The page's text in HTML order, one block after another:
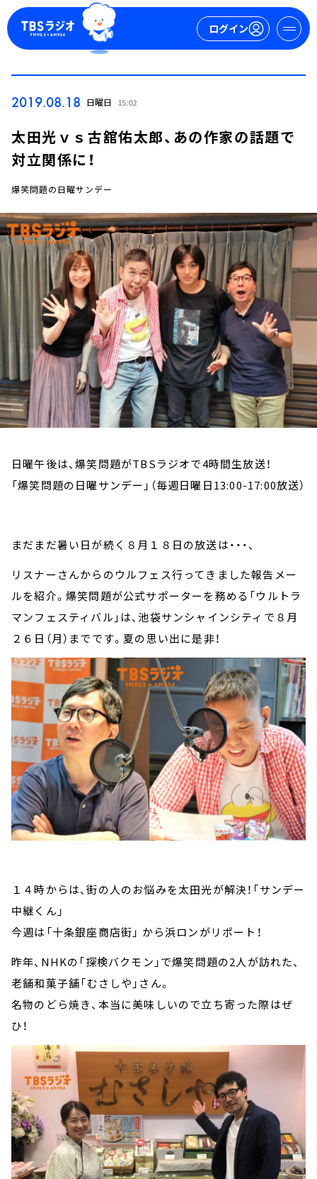
ログイン
今日の番組表
週間番組表
トピックス
TBS Podcast
お知らせ
イベント・グッズ
YouTube
会社情報
2019.08.18 日曜日 15:02
太田光ｖｓ古舘佑太郎、あの作家の話題で
対立関係に！
爆笑問題の日曜サンデー
日曜午後は、爆笑問題がTBSラジオで4時間生放送！
「爆笑問題の日曜サンデー」（毎週日曜日13:00-17:00放送）
まだまだ暑い日が続く８月１８日の放送は・・・、
リスナーさんからのウルフェス行ってきました報告メー
ルを紹介。爆笑問題が公式サポーターを務める「ウルトラ
マンフェスティバル」は、池袋サンシャインシティで８月
２６日（月）までです。夏の思い出に是非！
１４時からは、街の人のお悩みを太田光が解決！「サンデー
中継くん」
今週は「十条銀座商店街」 から浜ロンがリポート！
昨年、NHKの「探検バクモン」で爆笑問題の2人が訪れた、
老舗和菓子舗「むさしや」さん。
名物のどら焼き、本当に美味しいので立ち寄った際はぜ
ひ！